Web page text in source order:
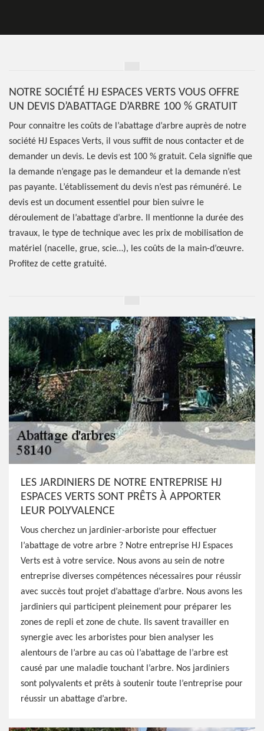
NOTRE SOCIÉTÉ HJ ESPACES VERTS VOUS OFFRE
UN DEVIS D’ABATTAGE D’ARBRE 100 % GRATUIT
Pour connaitre les coûts de l’abattage d’arbre auprès de notre
société HJ Espaces Verts, il vous suffit de nous contacter et de
demander un devis. Le devis est 100 % gratuit. Cela signifie que
la demande n’engage pas le demandeur et la demande n’est
pas payante. L’établissement du devis n’est pas rémunéré. Le
devis est un document essentiel pour bien suivre le
déroulement de l’abattage d’arbre. Il mentionne la durée des
travaux, le type de technique avec les prix de mobilisation de
matériel (nacelle, grue, scie…), les coûts de la main-d’œuvre.
Profitez de cette gratuité.
LES JARDINIERS DE NOTRE ENTREPRISE HJ
ESPACES VERTS SONT PRÊTS À APPORTER
LEUR POLYVALENCE
Vous cherchez un jardinier-arboriste pour effectuer
l’abattage de votre arbre ? Notre entreprise HJ Espaces
Verts est à votre service. Nous avons au sein de notre
entreprise diverses compétences nécessaires pour réussir
avec succès tout projet d’abattage d’arbre. Nous avons les
jardiniers qui participent pleinement pour préparer les
zones de repli et zone de chute. Ils savent travailler en
synergie avec les arboristes pour bien analyser les
alentours de l’arbre au cas où l’abattage de l’arbre est
causé par une maladie touchant l’arbre. Nos jardiniers
sont polyvalents et prêts à soutenir toute l’entreprise pour
réussir un abattage d’arbre.